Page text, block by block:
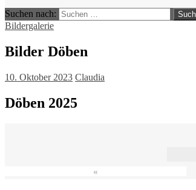
Suchen nach:
Bildergalerie
Bilder Döben
10. Oktober 2023 Claudia
Döben 2025
«